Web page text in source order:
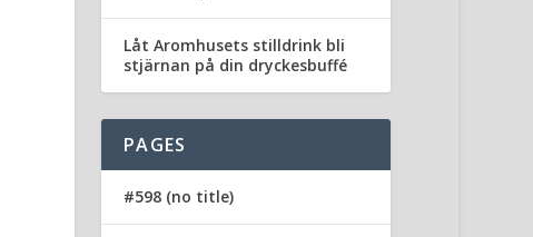
Låt Aromhusets stilldrink bli
stjärnan på din dryckesbuffé
PAGES
#598 (no title)